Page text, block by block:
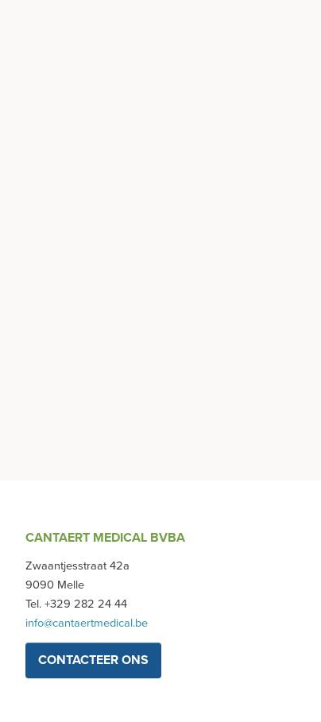
CANTAERT MEDICAL BVBA
Zwaantjesstraat 42a
9090 Melle
Tel. +329 282 24 44
info@cantaertmedical.be
CONTACTEER ONS